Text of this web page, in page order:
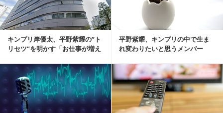
キンプリ岸優太、平野紫耀の”ト
リセツ”を明かす「お仕事が増え
平野紫耀、キンプリの中で生ま
れ変わりたいと思うメンバー
記事を読む